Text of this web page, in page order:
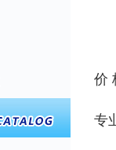
价
专